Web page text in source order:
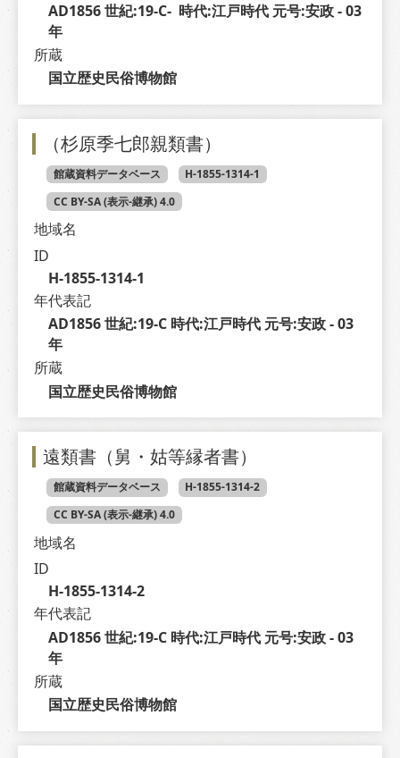
AD1856 世紀:19-C-  時代:江戸時代 元号:安政 - 03
年
所蔵
国立歴史民俗博物館
（杉原季七郎親類書）
館蔵資料データベース
H-1855-1314-1
CC BY-SA (表示-継承) 4.0
地域名
ID
H-1855-1314-1
年代表記
AD1856 世紀:19-C 時代:江戸時代 元号:安政 - 03
年
所蔵
国立歴史民俗博物館
遠類書（舅・姑等縁者書）
館蔵資料データベース
H-1855-1314-2
CC BY-SA (表示-継承) 4.0
地域名
ID
H-1855-1314-2
年代表記
AD1856 世紀:19-C 時代:江戸時代 元号:安政 - 03
年
所蔵
国立歴史民俗博物館